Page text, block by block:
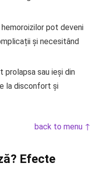
pot deveni
și necesitând
prolapsa sau ieși din
la disconfort și
back to menu ↑
Efecte